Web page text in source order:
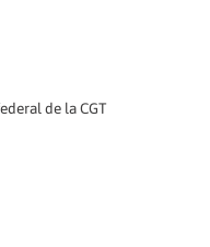
de la CGT